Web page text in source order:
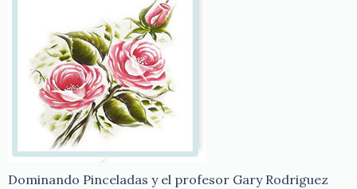
Dominando Pinceladas y el profesor Gary Rodriguez